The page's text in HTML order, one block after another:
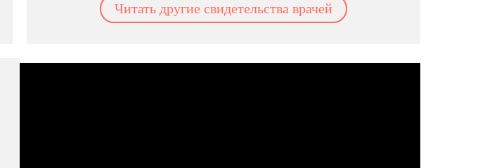
Читать другие свидетельства врачей